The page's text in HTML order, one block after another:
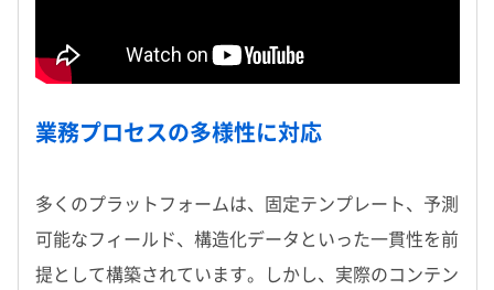
業務プロセスの多様性に対応
多くのプラットフォームは、固定テンプレート、予測
可能なフィールド、構造化データといった一貫性を前
提として構築されています。しかし、実際のコンテン